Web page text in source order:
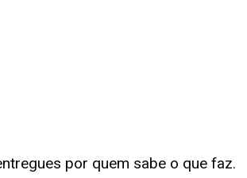
por quem sabe o que faz.